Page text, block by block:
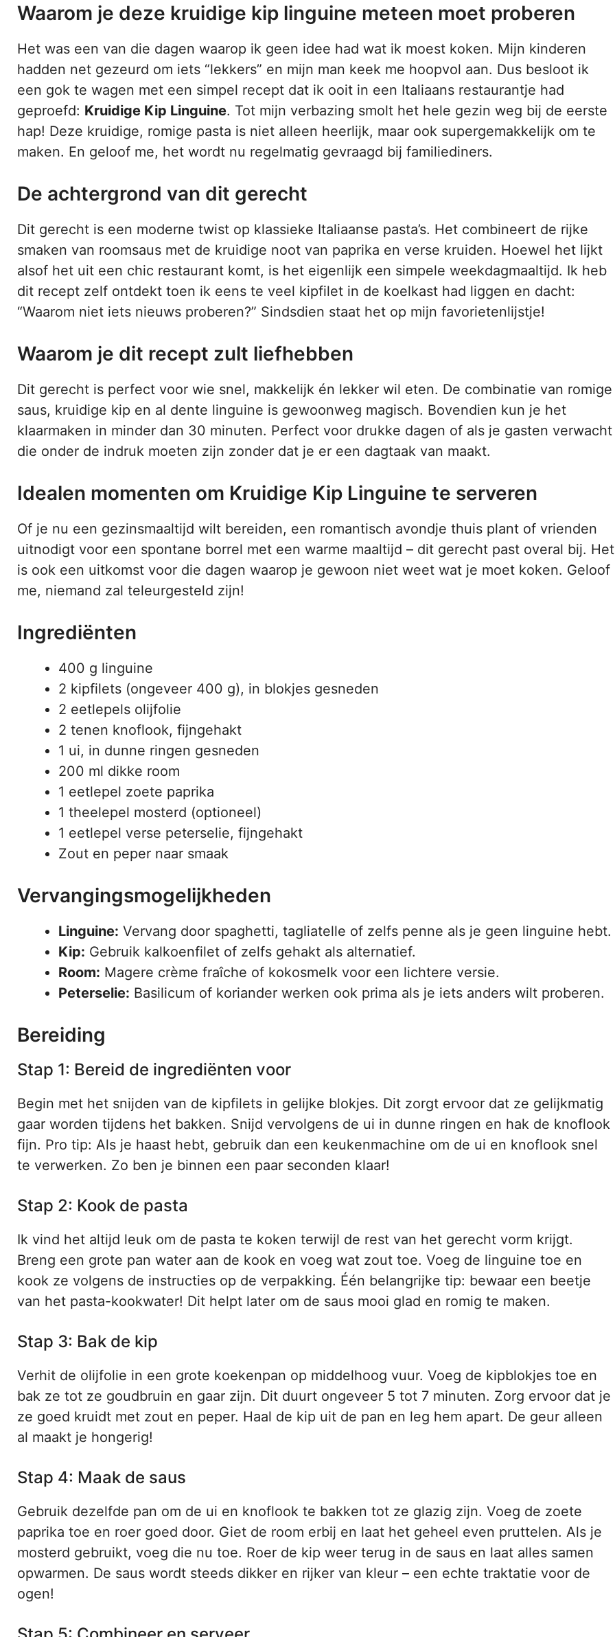
Waarom je deze kruidige kip linguine meteen moet proberen
Het was een van die dagen waarop ik geen idee had wat ik moest koken. Mijn kinderen
hadden net gezeurd om iets “lekkers” en mijn man keek me hoopvol aan. Dus besloot ik
een gok te wagen met een simpel recept dat ik ooit in een Italiaans restaurantje had
geproefd: Kruidige Kip Linguine. Tot mijn verbazing smolt het hele gezin weg bij de eerste
hap! Deze kruidige, romige pasta is niet alleen heerlijk, maar ook supergemakkelijk om te
maken. En geloof me, het wordt nu regelmatig gevraagd bij familiediners.
De achtergrond van dit gerecht
Dit gerecht is een moderne twist op klassieke Italiaanse pasta’s. Het combineert de rijke
smaken van roomsaus met de kruidige noot van paprika en verse kruiden. Hoewel het lijkt
alsof het uit een chic restaurant komt, is het eigenlijk een simpele weekdagmaaltijd. Ik heb
dit recept zelf ontdekt toen ik eens te veel kipfilet in de koelkast had liggen en dacht:
“Waarom niet iets nieuws proberen?” Sindsdien staat het op mijn favorietenlijstje!
Waarom je dit recept zult liefhebben
Dit gerecht is perfect voor wie snel, makkelijk én lekker wil eten. De combinatie van romige
saus, kruidige kip en al dente linguine is gewoonweg magisch. Bovendien kun je het
klaarmaken in minder dan 30 minuten. Perfect voor drukke dagen of als je gasten verwacht
die onder de indruk moeten zijn zonder dat je er een dagtaak van maakt.
Idealen momenten om Kruidige Kip Linguine te serveren
Of je nu een gezinsmaaltijd wilt bereiden, een romantisch avondje thuis plant of vrienden
uitnodigt voor een spontane borrel met een warme maaltijd – dit gerecht past overal bij. Het
is ook een uitkomst voor die dagen waarop je gewoon niet weet wat je moet koken. Geloof
me, niemand zal teleurgesteld zijn!
Ingrediënten
400 g linguine
2 kipfilets (ongeveer 400 g), in blokjes gesneden
2 eetlepels olijfolie
2 tenen knoflook, fijngehakt
1 ui, in dunne ringen gesneden
200 ml dikke room
1 eetlepel zoete paprika
1 theelepel mosterd (optioneel)
1 eetlepel verse peterselie, fijngehakt
Zout en peper naar smaak
Vervangingsmogelijkheden
Linguine: Vervang door spaghetti, tagliatelle of zelfs penne als je geen linguine hebt.
Kip: Gebruik kalkoenfilet of zelfs gehakt als alternatief.
Room: Magere crème fraîche of kokosmelk voor een lichtere versie.
Peterselie: Basilicum of koriander werken ook prima als je iets anders wilt proberen.
Bereiding
Stap 1: Bereid de ingrediënten voor
Begin met het snijden van de kipfilets in gelijke blokjes. Dit zorgt ervoor dat ze gelijkmatig
gaar worden tijdens het bakken. Snijd vervolgens de ui in dunne ringen en hak de knoflook
fijn. Pro tip: Als je haast hebt, gebruik dan een keukenmachine om de ui en knoflook snel
te verwerken. Zo ben je binnen een paar seconden klaar!
Stap 2: Kook de pasta
Ik vind het altijd leuk om de pasta te koken terwijl de rest van het gerecht vorm krijgt.
Breng een grote pan water aan de kook en voeg wat zout toe. Voeg de linguine toe en
kook ze volgens de instructies op de verpakking. Één belangrijke tip: bewaar een beetje
van het pasta-kookwater! Dit helpt later om de saus mooi glad en romig te maken.
Stap 3: Bak de kip
Verhit de olijfolie in een grote koekenpan op middelhoog vuur. Voeg de kipblokjes toe en
bak ze tot ze goudbruin en gaar zijn. Dit duurt ongeveer 5 tot 7 minuten. Zorg ervoor dat je
ze goed kruidt met zout en peper. Haal de kip uit de pan en leg hem apart. De geur alleen
al maakt je hongerig!
Stap 4: Maak de saus
Gebruik dezelfde pan om de ui en knoflook te bakken tot ze glazig zijn. Voeg de zoete
paprika toe en roer goed door. Giet de room erbij en laat het geheel even pruttelen. Als je
mosterd gebruikt, voeg die nu toe. Roer de kip weer terug in de saus en laat alles samen
opwarmen. De saus wordt steeds dikker en rijker van kleur – een echte traktatie voor de
ogen!